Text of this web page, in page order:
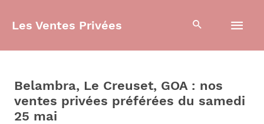
Les Ventes Privées
Belambra, Le Creuset, GOA : nos
ventes privées préférées du samedi
25 mai